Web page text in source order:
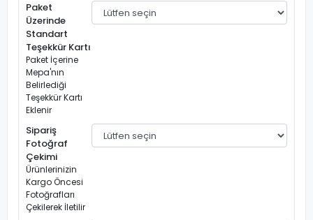
Paket
Üzerinde
Standart
Teşekkür Kartı
Paket İçerine
Mepa'nın
Belirlediği
Teşekkür Kartı
Eklenir
Sipariş
Fotoğraf
Çekimi
Ürünlerinizin
Kargo Öncesi
Fotoğrafları
Çekilerek İletilir